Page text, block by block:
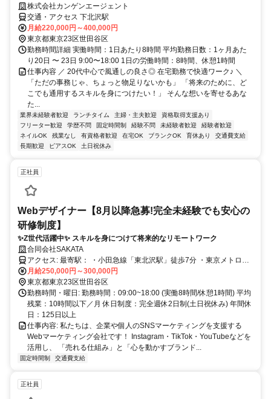
株式会社カンゲンエージェント
交通・アクセス 下北沢駅
月給220,000円～400,000円
東京都東京23区世田谷区
勤務時間詳細 実働時間：1日あたり8時間 平均勤務日数：1ヶ月あた
り20日 〜 23日 9:00〜18:00 1日の労働時間：8時間、休憩1時間
仕事内容 ／ 20代中心で風通しの良さ◎ 在宅勤務で快適ワーク♪ ＼
「ただの事務じゃ、ちょっと物足りないかも」 「将来のために、ど
こでも通用するスキルを身につけたい！」 そんな想いを寄せるあな
た...
業界未経験者歓迎 ランチタイム 主婦・主夫歓迎
資格取得支援あり
フリーター歓迎
学歴不問 固定時間制 経験不問 未経験者歓迎
経験者歓迎
ネイルOK
残業なし 有資格者歓迎 在宅OK ブランクOK 育休あり
交通費支給
長期歓迎
ピアスOK 土日祝休み
正社員
Webデザイナー【8月以降急募!完全未経験でも安心の
研修制度】
✨Z世代活躍中✨ スキルを身につけて将来的なリモートワーク
合同会社SAKATA
アクセス: 最寄駅： ・小田急線「東北沢駅」徒歩7分 ・東京メトロ千
代田線「代々木上原駅」徒歩12分 下北沢・代々木・渋谷エリアから
アクセス良好。 仕事帰りにカフェやショッピングも楽しめる人気エ
リアです。 通勤ストレスが少なく、 「仕事もプライベートも充実さ
せたい方」にぴったりの立地です。
月給250,000円～300,000円
東京都東京23区世田谷区
勤務時間・曜日: 勤務時間：09:00~18:00 (実働8時間/休憩1時間) 平均
残業：10時間以下／月 休日制度：完全週休2日制(土日祝休み) 年間休
日：125日以上
仕事内容: 私たちは、企業や個人のSNSマーケティングを支援する
Webマーケティング会社です！ Instagram・TikTok・YouTubeなどを
活用し、 「売れる仕組み」と「心を動かすブランド...
固定時間制 交通費支給
正社員